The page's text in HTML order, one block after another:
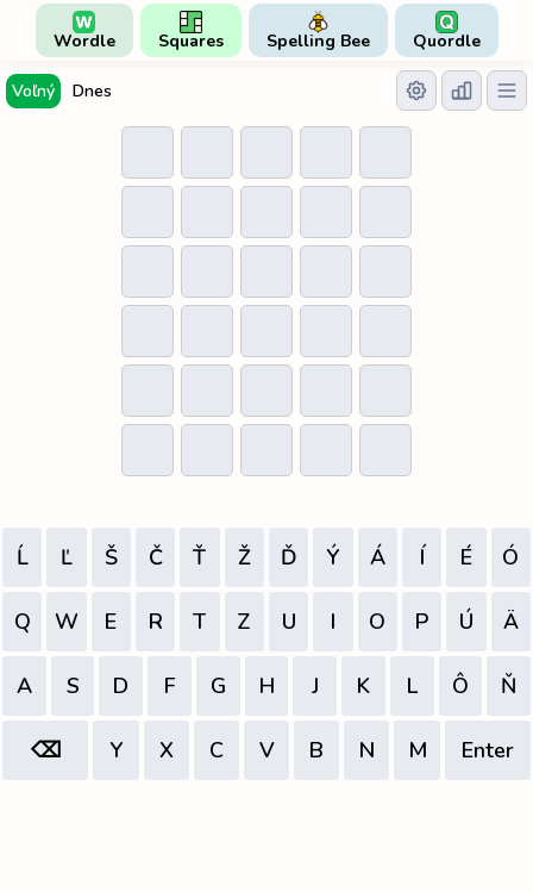
Wordle Squares Spelling Bee Quordle
Voľný Dnes
Ĺ Ľ Š Č Ť Ž Ď Ý Á Í É Ó
Q W E R T Z U I O P Ú Ä
A S D F G H J K L Ô Ň
⌫ Y X C V B N M Enter